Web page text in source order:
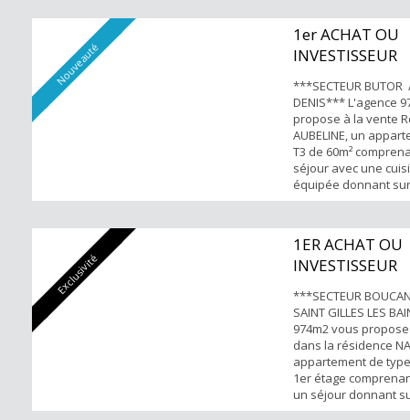
salle de bains et WC
FORTS: -Petite
gardien -Proche de
Nouveauté
1er ACHAT OU
INVESTISSEUR
***SECTEUR BUTOR
DENIS*** L'agence
propose à la vente
AUBELINE, un
T3 de 60m²
séjour avec une
équipée donnant
deux chambres
Appartement loué
charges 777 €)
Proche de l'axe
Exclusivité
1ER ACHAT OU
INVESTISSEUR
***SECTEUR
SAINT GILLES LES
974m2 vous
dans la résidence
appartement de type
1er étage
un séjour donnant
cuisine aménagée-